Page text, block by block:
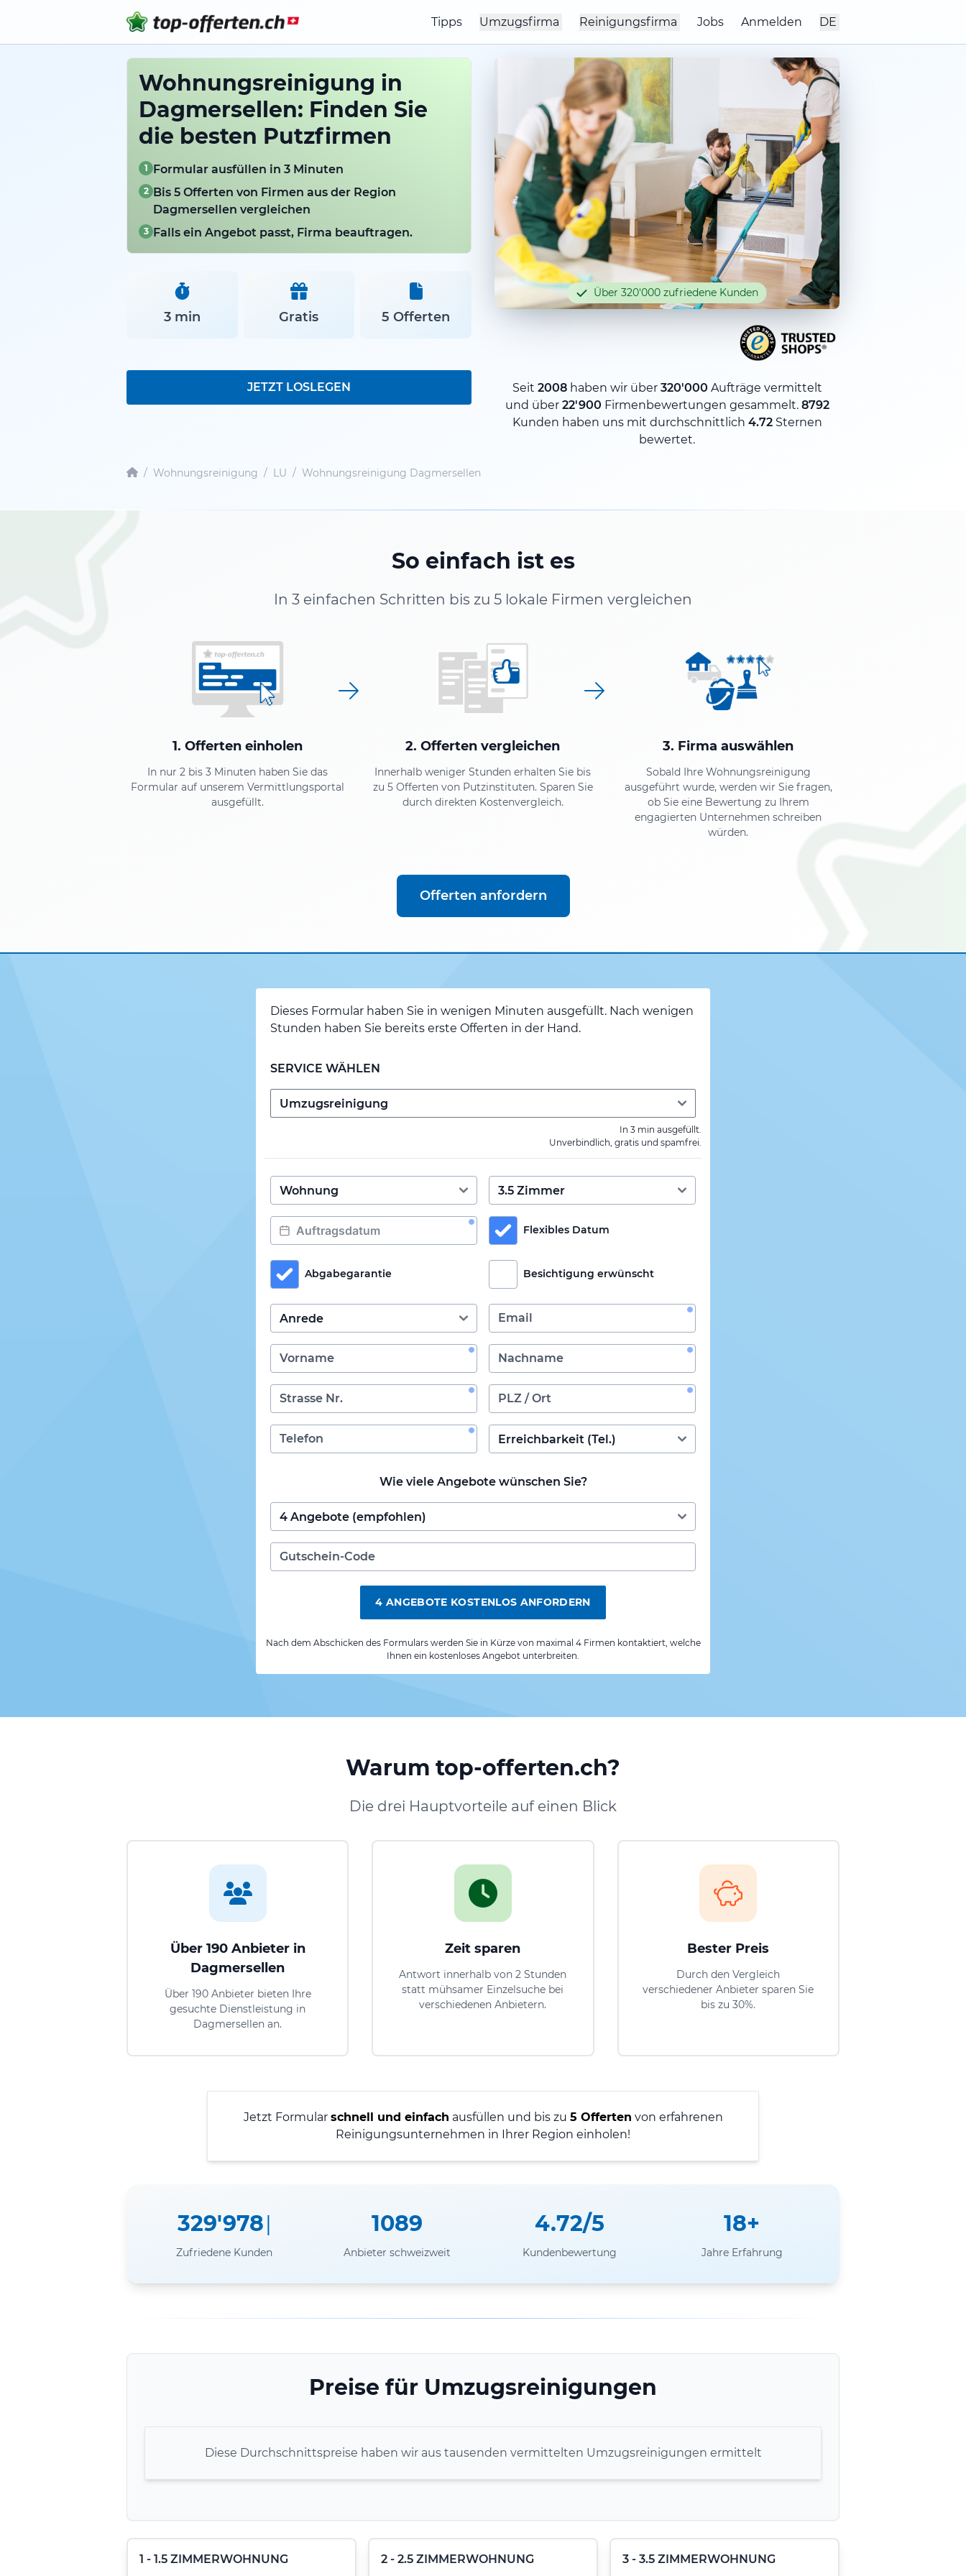
Tipps Umzugsfirma Reinigungsfirma Jobs Anmelden DE
Wohnungsreinigung in
Dagmersellen: Finden Sie
die besten Putzfirmen
1 Formular ausfüllen in 3 Minuten
2 Bis 5 Offerten von Firmen aus der Region
Dagmersellen vergleichen
3 Falls ein Angebot passt, Firma beauftragen.
3 min Gratis 5 Offerten
JETZT LOSLEGEN
Über 320'000 zufriedene Kunden
Seit 2008haben wir über 320'000 Aufträge vermittelt
und über 22'900 Firmenbewertungen gesammelt. 8792
Kunden haben uns mit durchschnittlich 4.72Sternen
bewertet.
/ Wohnungsreinigung / LU / Wohnungsreinigung Dagmersellen
So einfach ist es
In 3 einfachen Schritten bis zu 5 lokale Firmen vergleichen
1. Offerten einholen
In nur 2 bis 3 Minuten haben Sie das
Formular auf unserem Vermittlungsportal
ausgefüllt.
2. Offerten vergleichen
Innerhalb weniger Stunden erhalten Sie bis
zu 5 Offerten von Putzinstituten. Sparen Sie
durch direkten Kostenvergleich.
3. Firma auswählen
Sobald Ihre Wohnungsreinigung
ausgeführt wurde, werden wir Sie fragen,
ob Sie eine Bewertung zu Ihrem
engagierten Unternehmen schreiben
würden.
Offerten anfordern
Dieses Formular haben Sie in wenigen Minuten ausgefüllt. Nach wenigen
Stunden haben Sie bereits erste Offerten in der Hand.
SERVICE WÄHLEN
In 3 min ausgefüllt.
Unverbindlich, gratis und spamfrei.
Flexibles Datum
Abgabegarantie Besichtigung erwünscht
Wie viele Angebote wünschen Sie?
4 ANGEBOTE KOSTENLOS ANFORDERN
Nach dem Abschicken des Formulars werden Sie in Kürze von maximal 4 Firmen kontaktiert, welche
Ihnen ein kostenloses Angebot unterbreiten.
Warum top-offerten.ch?
Die drei Hauptvorteile auf einen Blick
Über 190 Anbieter in
Dagmersellen
Über 190 Anbieter bieten Ihre
gesuchte Dienstleistung in
Dagmersellen an.
Zeit sparen
Antwort innerhalb von 2 Stunden
statt mühsamer Einzelsuche bei
verschiedenen Anbietern.
Bester Preis
Durch den Vergleich
verschiedener Anbieter sparen Sie
bis zu 30%.
Jetzt Formular schnell und einfach ausfüllen und bis zu 5 Offerten von erfahrenen
Reinigungsunternehmen in Ihrer Region einholen!
329'978
Zufriedene Kunden
1089
Anbieter schweizweit
4.72/5
Kundenbewertung
18+
Jahre Erfahrung
Preise für Umzugsreinigungen
Diese Durchschnittspreise haben wir aus tausenden vermittelten Umzugsreinigungen ermittelt
1 - 1.5 ZIMMERWOHNUNG 2 - 2.5 ZIMMERWOHNUNG 3 - 3.5 ZIMMERWOHNUNG